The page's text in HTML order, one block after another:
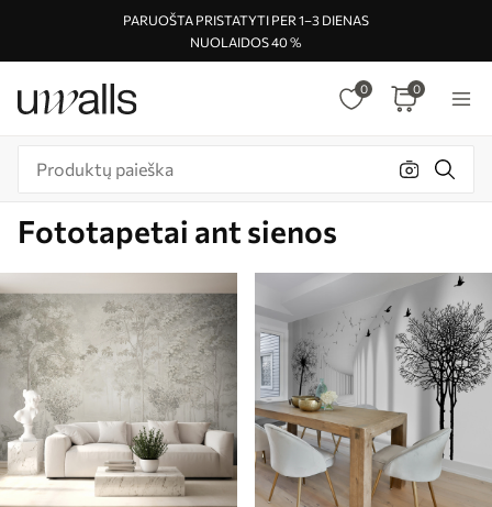
PARUOŠTA PRISTATYTI PER 1–3 DIENAS
NUOLAIDOS 40 %
0 0
Fototapetai ant sienos